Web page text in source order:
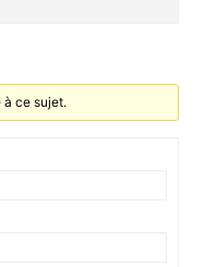
ce sujet.